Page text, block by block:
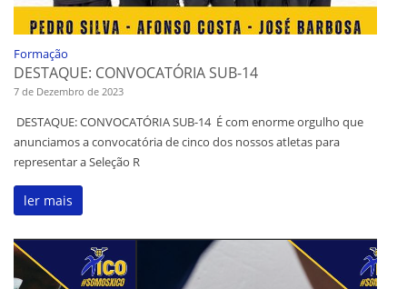
Formação
DESTAQUE: CONVOCATÓRIA SUB-14
7 de Dezembro de 2023
DESTAQUE: CONVOCATÓRIA SUB-14 É com enorme orgulho que
anunciamos a convocatória de cinco dos nossos atletas para
representar a Seleção R
ler mais